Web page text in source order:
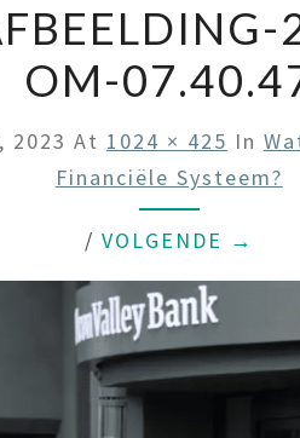
OM-
2023 At 1024 × 425 In
Financiële Systeem?
/ VOLGENDE →